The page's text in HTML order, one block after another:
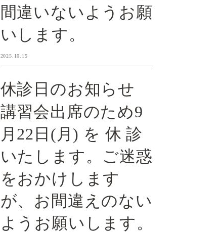
間違いないようお願
いします。
2025.10.15
休診日のお知らせ
講習会出席のため9
月22日(月) を 休 診
いたします。ご迷惑
をおかけします
が、お間違えのない
ようお願いします。